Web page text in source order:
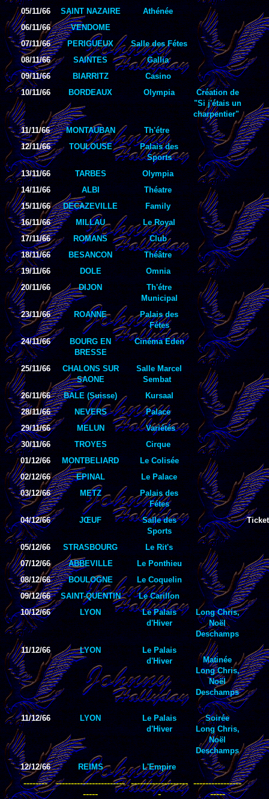
05/11/66
SAINT NAZAIRE
Athénée
06/11/66
VENDOME
07/11/66
PERIGUEUX
Salle des Fétes
08/11/66
SAINTES
Gallia
09/11/66
BIARRITZ
Casino
10/11/66
BORDEAUX Olympia
Création de
"Si j'étais un
charpentier"
11/11/66
MONTAUBAN
Th'étre
12/11/66
TOULOUSE
Palais des
Sports
13/11/66
TARBES
Olympia
14/11/66
ALBI
Théatre
15/11/66
DECAZEVILLE
Family
16/11/66
MILLAU
Le Royal
17/11/66
ROMANS
Club
18/11/66
BESANCON
Théâtre
19/11/66
DOLE
Omnia
20/11/66
DIJON
Th'étre
Municipal
23/11/66
ROANNE
Palais des
Fétes
24/11/66
BOURG EN
BRESSE
Cinéma Eden
25/11/66
CHALONS SUR
SAONE
Salle Marcel
Sembat
26/11/66
BALE (Suisse)
Kursaal
28/11/66
NEVERS
Palace
29/11/66
MELUN
Variétés
30/11/66
TROYES
Cirque
01/12/66
MONTBELIARD
Le Colisée
02/12/66
EPINAL
Le Palace
03/12/66
METZ
Palais des
Fétes
04/12/66
JŒUF
Salle des
Sports
Ticket
05/12/66 STRASBOURG
Le Rit's
07/12/66
ABBEVILLE
Le Ponthieu
08/12/66
BOULOGNE
Le Coquelin
09/12/66
SAINT-QUENTIN
Le Carillon
10/12/66
LYON
Le Palais
d'Hiver
Long Chris,
Noël
Deschamps
11/12/66
LYON
Le Palais
d'Hiver
Matinée
Long Chris,
Noël
Deschamps
11/12/66 LYON
Le Palais
d'Hiver
Soirée
Long Chris,
Noël
Deschamps
12/12/66
REIMS L'Empire
--------
-----------------------
-----
-------------------
-
----------------
-----